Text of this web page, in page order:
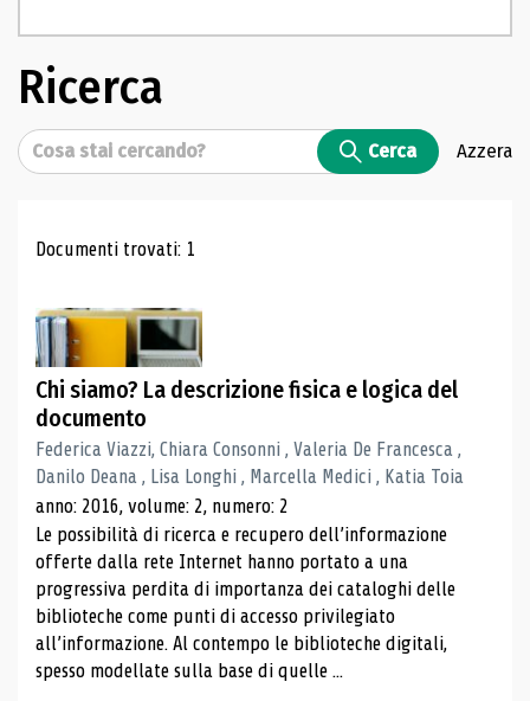
Ricerca
Cerca Cerca Azzera
Risultati di ricerca
Documenti trovati: 1
Chi siamo? La descrizione fisica e logica del
documento
Federica Viazzi, Chiara Consonni , Valeria De Francesca ,
Danilo Deana , Lisa Longhi , Marcella Medici , Katia Toia
anno: 2016, volume: 2, numero: 2
Le possibilità di ricerca e recupero dell’informazione
offerte dalla rete Internet hanno portato a una
progressiva perdita di importanza dei cataloghi delle
biblioteche come punti di accesso privilegiato
all’informazione. Al contempo le biblioteche digitali,
spesso modellate sulla base di quelle ...